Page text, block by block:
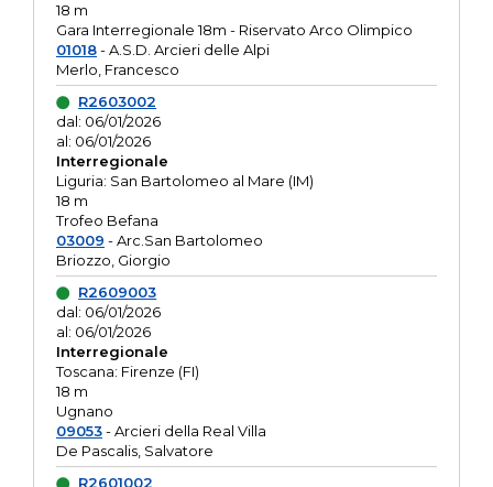
18 m
Gara Interregionale 18m - Riservato Arco Olimpico
01018- A.S.D. Arcieri delle Alpi
Merlo, Francesco
R2603002
dal: 06/01/2026
al: 06/01/2026
Interregionale
Liguria: San Bartolomeo al Mare (IM)
18 m
Trofeo Befana
03009 - Arc.San Bartolomeo
Briozzo, Giorgio
R2609003
dal: 06/01/2026
al: 06/01/2026
Interregionale
Toscana: Firenze (FI)
18 m
Ugnano
09053- Arcieri della Real Villa
De Pascalis, Salvatore
R2601002